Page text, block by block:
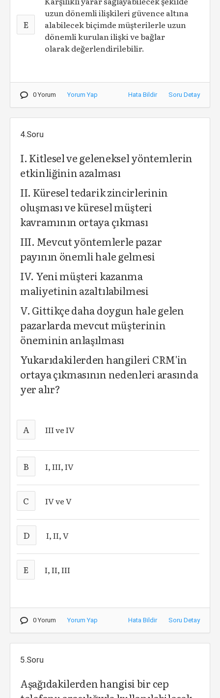
E
uzun dönemli ilişkileri güvence altına
alabilecek biçimde müşterilerle uzun
dönemli kurulan ilişki ve bağlar
olarak değerlendirilebilir.
0 Yorum Yorum Yap Hata Bildir Soru Detay
4.Soru
I. Kitlesel ve geleneksel yöntemlerin
etkinliğinin azalması
II. Küresel tedarik zincirlerinin
oluşması ve küresel müşteri
kavramının ortaya çıkması
III. Mevcut yöntemlerle pazar
payının önemli hale gelmesi
IV. Yeni müşteri kazanma
maliyetinin azaltılabilmesi
V. Gittikçe daha doygun hale gelen
pazarlarda mevcut müşterinin
öneminin anlaşılması
Yukarıdakilerden hangileri CRM'in
ortaya çıkmasının nedenleri arasında
yer alır?
A III ve IV
B I, III, IV
C IV ve V
D I, II, V
E I, II, III
0 Yorum Yorum Yap Hata Bildir Soru Detay
5.Soru
Aşağıdakilerden hangisi bir cep